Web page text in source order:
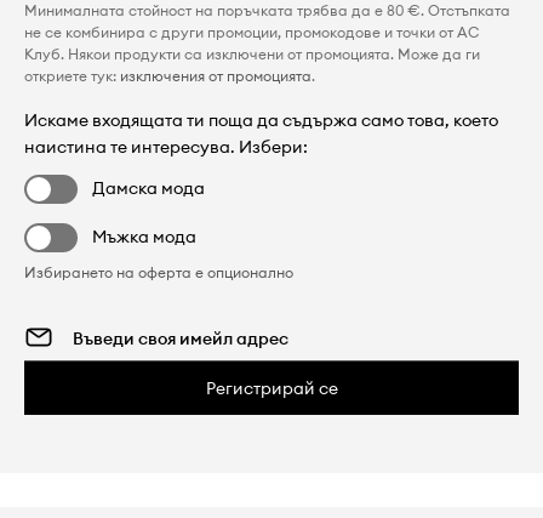
Минималната стойност на поръчката трябва да е 80 €. Отстъпката
не се комбинира с други промоции, промокодове и точки от AC
Клуб. Някои продукти са изключени от промоцията. Може да ги
откриете тук: изключения от промоцията.
Искаме входящата ти поща да съдържа само това, което
наистина те интересува. Избери:
Дамска мода
Мъжка мода
Избирането на оферта е опционално
Регистрирай се